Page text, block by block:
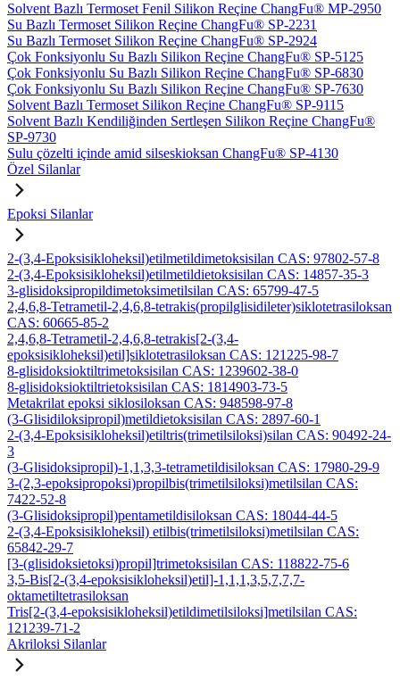
Solvent Bazlı Termoset Fenil Silikon Reçine ChangFu® MP-2950
Su Bazlı Termoset Silikon Reçine ChangFu® SP-2231
Su Bazlı Termoset Silikon Reçine ChangFu® SP-2924
Çok Fonksiyonlu Su Bazlı Silikon Reçine ChangFu® SP-5125
Çok Fonksiyonlu Su Bazlı Silikon Reçine ChangFu® SP-6830
Çok Fonksiyonlu Su Bazlı Silikon Reçine ChangFu® SP-7630
Solvent Bazlı Termoset Silikon Reçine ChangFu® SP-9115
Solvent Bazlı Kendiliğinden Sertleşen Silikon Reçine ChangFu®
SP-9730
Sulu çözelti içinde amid silseskioksan ChangFu® SP-4130
Özel Silanlar
Epoksi Silanlar
2-(3,4-Epoksisikloheksil)etilmetildimetoksisilan CAS: 97802-57-8
2-(3,4-Epoksisikloheksil)etilmetildietoksisilan CAS: 14857-35-3
3-glisidoksipropildimetoksimetilsilan CAS: 65799-47-5
2,4,6,8-Tetrametil-2,4,6,8-tetrakis(propilglisidileter)siklotetrasiloksan
CAS: 60665-85-2
2,4,6,8-Tetrametil-2,4,6,8-tetrakis[2-(3,4-
epoksisikloheksil)etil]siklotetrasiloksan CAS: 121225-98-7
8-glisidoksioktiltrimetoksisilan CAS: 1239602-38-0
8-glisidoksioktiltrietoksisilan CAS: 1814903-73-5
Metakrilat epoksi siklosiloksan CAS: 948598-97-8
(3-Glisidiloksipropil)metildietoksisilan CAS: 2897-60-1
2-(3,4-Epoksisikloheksil)etiltris(trimetilsiloksi)silan CAS: 90492-24-
3
(3-Glisidoksipropil)-1,1,3,3-tetrametildisiloksan CAS: 17980-29-9
3-(2,3-epoksipropoksi)propilbis(trimetilsiloksi)metilsilan CAS:
7422-52-8
(3-Glisidoksipropil)pentametildisiloksan CAS: 18044-44-5
2-(3,4-Epoksisikloheksil) etilbis(trimetilsiloksi)metilsilan CAS:
65842-29-7
[3-(glisidoksietoksi)propil]trimetoksisilan CAS: 118822-75-6
3,5-Bis[2-(3,4-epoksisikloheksil)etil]-1,1,1,3,5,7,7,7-
oktametiltetrasiloksan
Tris[2-(3,4-epoksisikloheksil)etildimetilsiloksi]metilsilan CAS:
121239-71-2
Akriloksi Silanlar